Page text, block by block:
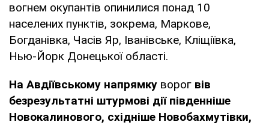
вогнем окупантів опинилися понад 10
населених пунктів, зокрема, Маркове,
Богданівка, Часів Яр, Іванівське, Кліщіївка,
Нью-Йорк Донецької області.
На Авдіївському напрямку ворог вів
безрезультатні штурмові дії південніше
Новокалинового, східніше Новобахмутівки,